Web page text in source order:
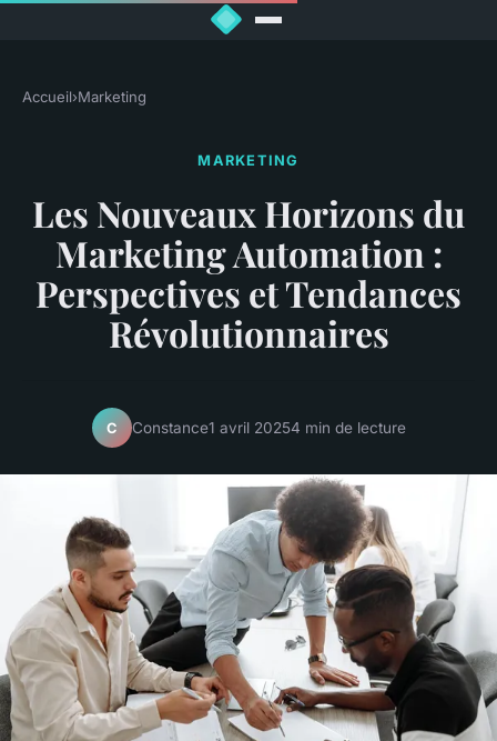
Accueil›Marketing
MARKETING
Les Nouveaux Horizons du
Marketing Automation :
Perspectives et Tendances
Révolutionnaires
C Constance1 avril 20254 min de lecture